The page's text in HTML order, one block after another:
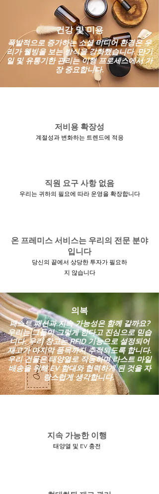
건강 및 미용
폭발적으로 증가하는 소셜 미디어 환경은 우
리가 웰빙을 보는 방식을 강화했습니다. 만기
일 및 유통기한 관리는 이행 프로세스에서 가
장 중요합니다.
저비용 확장성
계절성과 변화하는 트렌드에 적응
직원 요구 사항 없음
우리는 귀하의 필요에 따라 운영을 확장합니다
온 프레미스 서비스는 우리의 전문 분야
입니다
당신의 끝에서 상당한 투자가 필요하
지 않습니다
의복
패스트 패션과 지속 가능성은 함께 갈까요?
우리는 그들이 그렇게 한다고 진심으로 믿습
니다. 우리 창고는 RFID 기능으로 설정되어
재고가 마지막 품목까지 추적되도록 합니다.
우리 건물은 태양열로 작동하며 라스트 마일
배송을 위해 EV 함대와 협력하게 된 것을 자
랑스럽게 생각합니다.
지속 가능한 이행
태양열 및 EV 충전